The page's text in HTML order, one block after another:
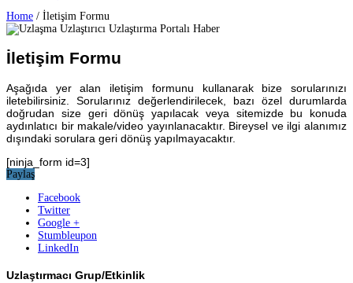
Home / İletişim Formu
İletişim Formu
Aşağıda yer alan iletişim formunu kullanarak bize sorularınızı
iletebilirsiniz. Sorularınız değerlendirilecek, bazı özel durumlarda
doğrudan size geri dönüş yapılacak veya sitemizde bu konuda
aydınlatıcı bir makale/video yayınlanacaktır. Bireysel ve ilgi alanımız
dışındaki sorulara geri dönüş yapılmayacaktır.
[ninja_form id=3]
Paylaş
Facebook
Twitter
Google +
Stumbleupon
LinkedIn
Uzlaştırmacı Grup/Etkinlik